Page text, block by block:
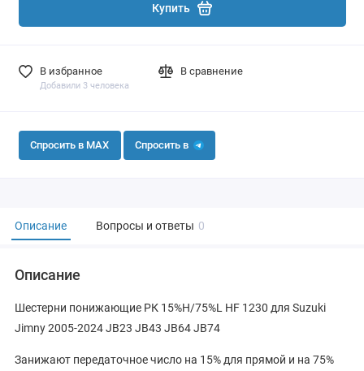
Купить
В избранное
Добавили 3 человека
В сравнение
Спросить в MAX Спросить в
Описание Вопросы и ответы 0
Описание
Шестерни понижающие РК 15%H/75%L HF 1230 для Suzuki
Jimny 2005-2024 JB23 JB43 JB64 JB74
Занижают передаточное число на 15% для прямой и на 75%